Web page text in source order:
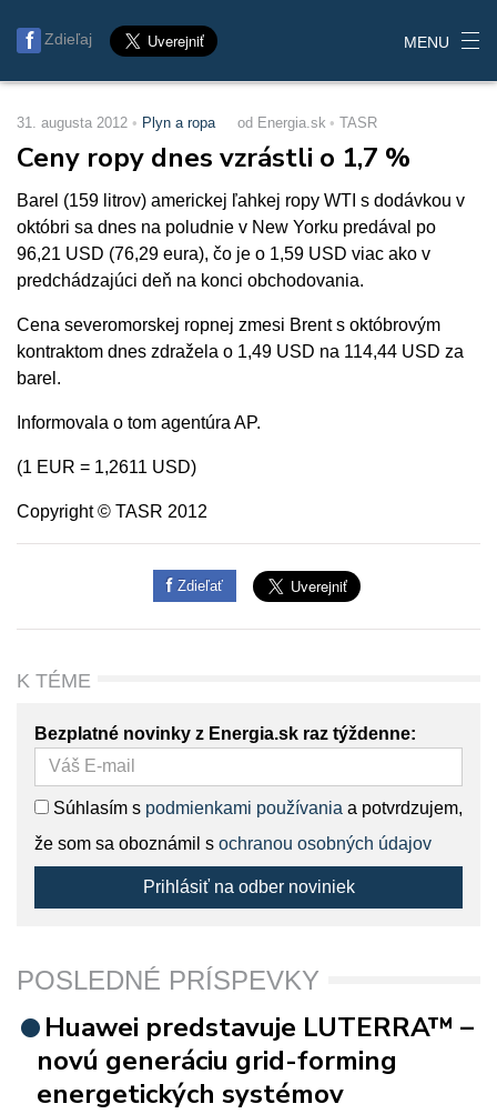
Zdieľaj MENU
31. augusta 2012 Plyn a ropa od Energia.sk TASR
Ceny ropy dnes vzrástli o 1,7 %
Barel (159 litrov) americkej ľahkej ropy WTI s dodávkou v
októbri sa dnes na poludnie v New Yorku predával po
96,21 USD (76,29 eura), čo je o 1,59 USD viac ako v
predchádzajúci deň na konci obchodovania.
Cena severomorskej ropnej zmesi Brent s októbrovým
kontraktom dnes zdražela o 1,49 USD na 114,44 USD za
barel.
Informovala o tom agentúra AP.
(1 EUR = 1,2611 USD)
Copyright © TASR 2012
Zdieľať
K TÉME
Bezplatné novinky z Energia.sk raz týždenne:
Súhlasím s podmienkami používania a potvrdzujem,
že som sa oboznámil s ochranou osobných údajov
Prihlásiť na odber noviniek
POSLEDNÉ PRÍSPEVKY
Huawei predstavuje LUTERRA™ –
novú generáciu grid-forming
energetických systémov